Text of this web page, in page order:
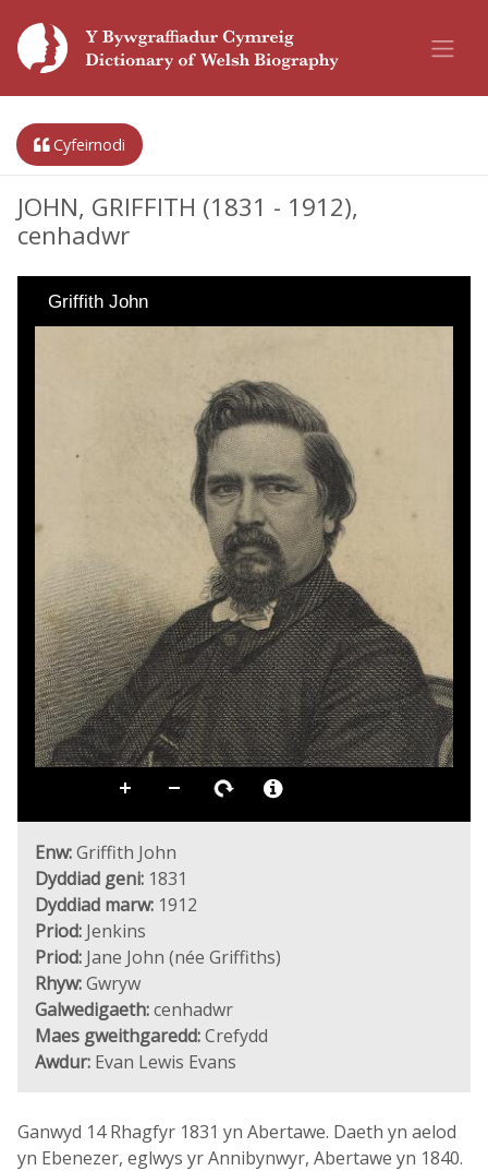
Cyfeirnodi
JOHN, GRIFFITH (1831 - 1912),
cenhadwr
Griffith John
Enw:Griffith John
Dyddiad geni: 1831
Dyddiad marw: 1912
Priod: Jenkins
Priod: Jane John (née Griffiths)
Rhyw:Gwryw
Galwedigaeth:cenhadwr
Maes gweithgaredd:Crefydd
Awdur: Evan Lewis Evans
Ganwyd 14 Rhagfyr 1831 yn Abertawe. Daeth yn aelod
yn Ebenezer, eglwys yr Annibynwyr, Abertawe yn 1840.